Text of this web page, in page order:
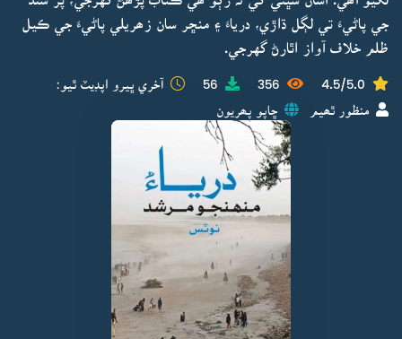
جي پاڻيءَ تي لڳل ڌاڙي، درياءَ ۽ منڇر سان زھريلي پاڻيءَ جي ڪيل
ظلم خلاف آواز اٿارڻ گهرجي.
4.5/5.0
356
56 آخري ڀيرو اپڊيٽ ٿيو:
منظور ٿھيم ڇاپو پھريون